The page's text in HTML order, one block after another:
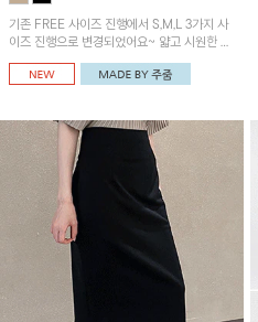
기존 FREE 사이즈 진행에서 S,M,L 3가지 사
이즈 진행으로 변경되었어요~ 얇고 시원한 원
단으로 제작된 와이드팬츠! 베이직한 디자인으
로 코디 활용도가 높은 아이템이에요~